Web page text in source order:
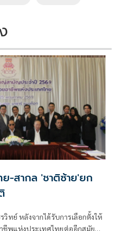
-สากล 'ชาติซ้าย'ยก
วิทย์ หลังจากได้รับการเลือกตั้งให้
ชีพแห่งประเทศไทยต่ออีกสมัย